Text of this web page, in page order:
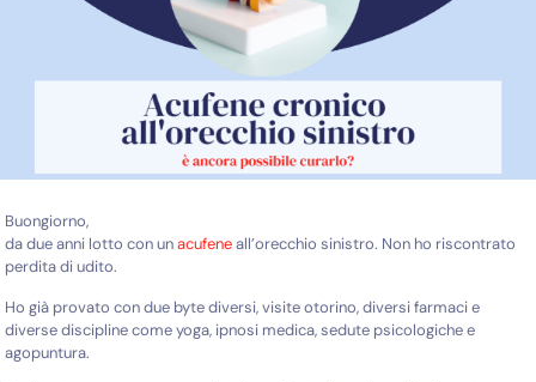
Buongiorno,
da due anni lotto con unacufeneall’orecchio sinistro. Non ho riscontrato
perdita di udito.
Ho già provato con due byte diversi, visite otorino, diversi farmaci e
diverse discipline come yoga, ipnosi medica, sedute psicologiche e
agopuntura.